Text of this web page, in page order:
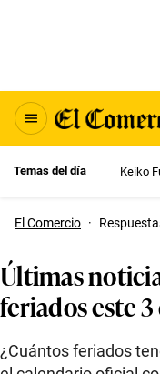
Temas del día Keiko
El Comercio ·
Últimas
feriados este
¿Cuántos feriados